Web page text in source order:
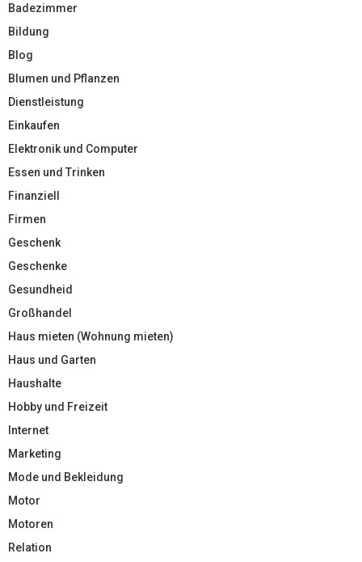
Badezimmer
Bildung
Blog
Blumen und Pflanzen
Dienstleistung
Einkaufen
Elektronik und Computer
Essen und Trinken
Finanziell
Firmen
Geschenk
Geschenke
Gesundheid
Großhandel
Haus mieten (Wohnung mieten)
Haus und Garten
Haushalte
Hobby und Freizeit
Internet
Marketing
Mode und Bekleidung
Motor
Motoren
Relation